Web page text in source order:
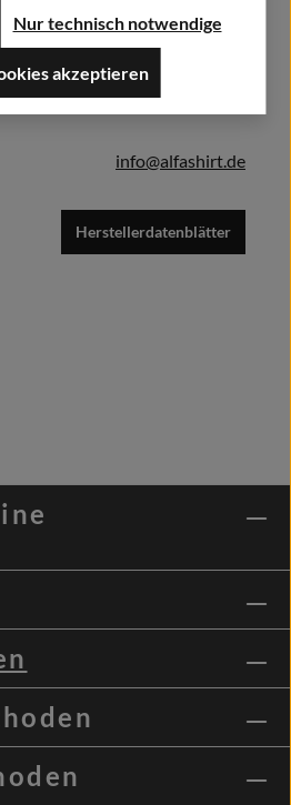
Alfa GmbH / Alfashirt
Weisweilerstr.20-22
52379 Langerwehe
info@alfashirt.de
Herstellerdatenblätter
Nur technisch notwendige
akzeptieren